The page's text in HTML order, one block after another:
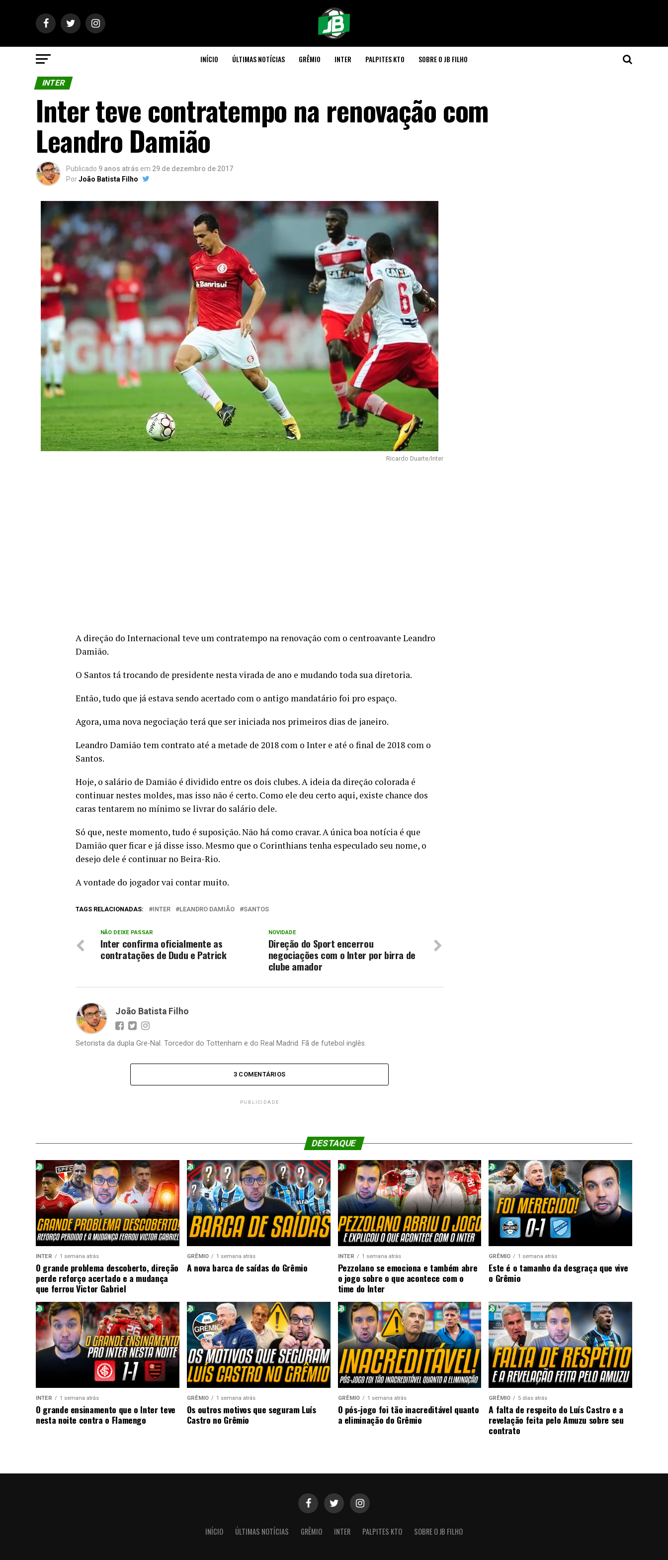
INÍCIO ÚLTIMAS NOTÍCIAS GRÊMIO INTER PALPITES KTO SOBRE O JB FILHO
INTER
Inter teve contratempo na renovação com
Leandro Damião
Publicado 9 anos atrás em 29 de dezembro de 2017
PorJoão Batista Filho
Ricardo Duarte/Inter
A direção do Internacional teve um contratempo na renovação com o centroavante Leandro
Damião.
O Santos tá trocando de presidente nesta virada de ano e mudando toda sua diretoria.
Então, tudo que já estava sendo acertado com o antigo mandatário foi pro espaço.
Agora, uma nova negociação terá que ser iniciada nos primeiros dias de janeiro.
Leandro Damião tem contrato até a metade de 2018 com o Inter e até o final de 2018 com o
Santos.
Hoje, o salário de Damião é dividido entre os dois clubes. A ideia da direção colorada é
continuar nestes moldes, mas isso não é certo. Como ele deu certo aqui, existe chance dos
caras tentarem no mínimo se livrar do salário dele.
Só que, neste momento, tudo é suposição. Não há como cravar. A única boa notícia é que
Damião quer ficar e já disse isso. Mesmo que o Corinthians tenha especulado seu nome, o
desejo dele é continuar no Beira-Rio.
A vontade do jogador vai contar muito.
TAGS RELACIONADAS: INTER LEANDRO DAMIÃO SANTOS
NOVIDADE
Direção do Sport encerrou
negociações com o Inter por birra de
clube amador
NÃO DEIXE PASSAR
Inter confirma oficialmente as
contratações de Dudu e Patrick
João Batista Filho
Setorista da dupla Gre-Nal. Torcedor do Tottenham e do Real Madrid. Fã de futebol inglês.
3 COMENTÁRIOS
PUBLICIDADE
DESTAQUE
INTER 1 semana atrás
O grande problema descoberto, direção
perde reforço acertado e a mudança
que ferrou Victor Gabriel
GRÊMIO 1 semana atrás
A nova barca de saídas do Grêmio
INTER 1 semana atrás
Pezzolano se emociona e também abre
o jogo sobre o que acontece com o
time do Inter
GRÊMIO 1 semana atrás
Este é o tamanho da desgraça que vive
o Grêmio
INTER 1 semana atrás
O grande ensinamento que o Inter teve
nesta noite contra o Flamengo
GRÊMIO 1 semana atrás
Os outros motivos que seguram Luís
Castro no Grêmio
GRÊMIO 1 semana atrás
O pós-jogo foi tão inacreditável quanto
a eliminação do Grêmio
GRÊMIO 5 dias atrás
A falta de respeito do Luís Castro e a
revelação feita pelo Amuzu sobre seu
contrato
INÍCIO ÚLTIMAS NOTÍCIAS GRÊMIO INTER PALPITES KTO SOBRE O JB FILHO